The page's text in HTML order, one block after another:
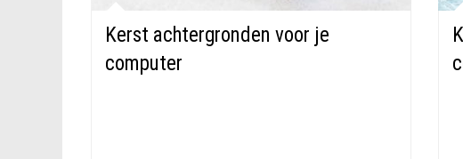
Kerst achtergronden voor je
computer